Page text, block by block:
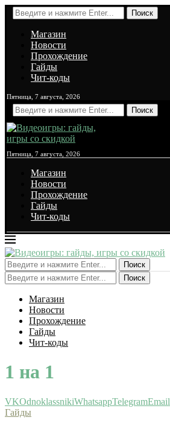
Поиск
Магазин
Новости
Прохождение
Гайды
Чит-коды
Пятница, 7 августа, 2026
Поиск
Пятница, 7 августа, 2026
Магазин
Новости
Прохождение
Гайды
Чит-коды
Поиск
Поиск
Магазин
Новости
Прохождение
Гайды
Чит-коды
1 на 1
VKOdnoklassnikiWhatsappTelegramEmail
Гайды